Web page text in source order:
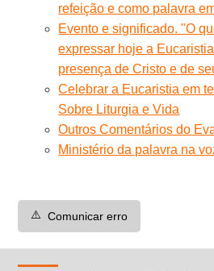
refeição e como palavra
Evento e significado. "O
expressar hoje a
presença de Cristo e de
Celebrar a Eucaristia em
Sobre Liturgia e Vida
Outros Comentários do
Ministério da palavra na
⚠️ Comunicar erro